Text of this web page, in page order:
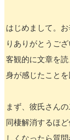
はじめまして。
りありがとうござ
客観的に文章を
身が感じたことを
まず、彼氏さん
同棲解消するほ
しくなったら質